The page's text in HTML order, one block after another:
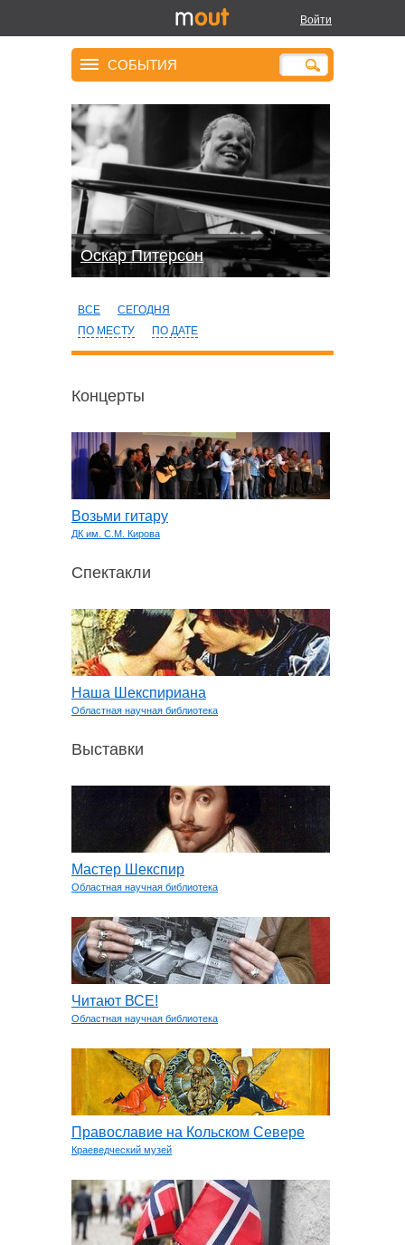
Войти
СОБЫТИЯ
Оскар Питерсон
ВСЕ
СЕГОДНЯ
ПО МЕСТУ
ПО ДАТЕ
Концерты
Возьми гитару
ДК им. С.М. Кирова
Спектакли
Наша Шекспириана
Областная научная библиотека
Выставки
Мастер Шекспир
Областная научная библиотека
Читают ВСЕ!
Областная научная библиотека
Православие на Кольском Севере
Краеведческий музей